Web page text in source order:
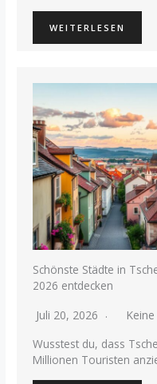
WEITERLESEN
Schönste Städte in
2026 entdecken
Juli 20, 2026
Wusstest du, dass
Millionen Touristen